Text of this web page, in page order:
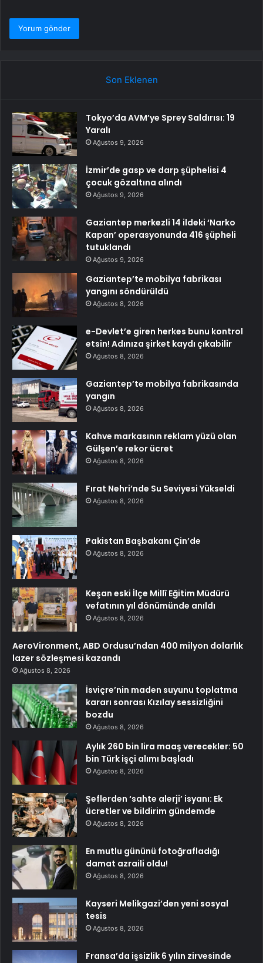
Son Eklenen
Tokyo’da AVM’ye Sprey Saldırısı: 19
Yaralı
Ağustos 9, 2026
İzmir’de gasp ve darp şüphelisi 4
çocuk gözaltına alındı
Ağustos 9, 2026
Gaziantep merkezli 14 ildeki ‘Narko
Kapan’ operasyonunda 416 şüpheli
tutuklandı
Ağustos 9, 2026
Gaziantep’te mobilya fabrikası
yangını söndürüldü
Ağustos 8, 2026
e-Devlet’e giren herkes bunu kontrol
etsin! Adınıza şirket kaydı çıkabilir
Ağustos 8, 2026
Gaziantep’te mobilya fabrikasında
yangın
Ağustos 8, 2026
Kahve markasının reklam yüzü olan
Gülşen’e rekor ücret
Ağustos 8, 2026
Fırat Nehri’nde Su Seviyesi Yükseldi
Ağustos 8, 2026
Pakistan Başbakanı Çin’de
Ağustos 8, 2026
Keşan eski İlçe Millî Eğitim Müdürü
vefatının yıl dönümünde anıldı
Ağustos 8, 2026
AeroVironment, ABD Ordusu’ndan 400 milyon dolarlık
lazer sözleşmesi kazandı
Ağustos 8, 2026
İsviçre’nin maden suyunu toplatma
kararı sonrası Kızılay sessizliğini
bozdu
Ağustos 8, 2026
Aylık 260 bin lira maaş verecekler: 50
bin Türk işçi alımı başladı
Ağustos 8, 2026
Şeflerden ‘sahte alerji’ isyanı: Ek
ücretler ve bildirim gündemde
Ağustos 8, 2026
En mutlu gününü fotoğrafladığı
damat azraili oldu!
Ağustos 8, 2026
Kayseri Melikgazi’den yeni sosyal
tesis
Ağustos 8, 2026
Fransa’da işsizlik 6 yılın zirvesinde